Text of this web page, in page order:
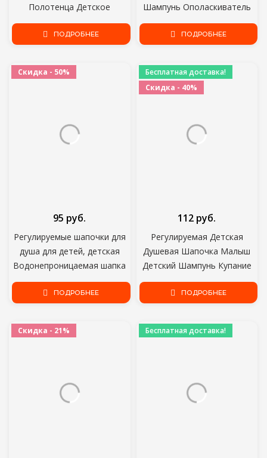
Полотенца Детское
Полотенце Для Лица
Носовой Платок Купание
Протрите отрыжку ткани
ПОДРОБНЕЕ
Шампунь Ополаскиватель
Чашка Ванна Душ
Стиральная Головка Детское
Детское Мытье
ПОДРОБНЕЕ
Скидка - 50%
Регулируемые шапочки для
душа для детей, детская
Водонепроницаемая шапка
для шампуня, для мальчиков
и девочек, для мытья волос,
ушей и глаз, козырек, шапки
95 руб.
ПОДРОБНЕЕ
Бесплатная доставка!
Скидка - 40%
Регулируемая Детская
Душевая Шапочка Малыш
Детский Шампунь Купание
Шапочка для Душа Мыть
Волосы Щит Прямой
за ребенком
112 руб.
ПОДРОБНЕЕ
Скидка - 21% Бесплатная доставка!